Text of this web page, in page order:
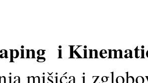
i
mišića i